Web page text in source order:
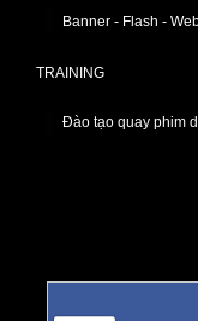
Banner - Flash -
TRAINING
Đào tạo quay phim